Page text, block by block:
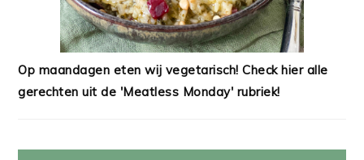
Op maandagen eten wij vegetarisch! Check hier alle
gerechten uit de 'Meatless Monday' rubriek!